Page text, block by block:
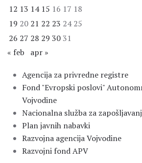
12 13 14 15 16 17 18
19 20 21 22 23 24 25
26 27 28 29 30 31
« feb
apr »
Agencija za privredne registre
Fond "Evropski poslovi"
Vojvodine
Nacionalna služba za
Plan javnih nabavki
Razvojna agencija Vojvodine
Razvojni fond APV